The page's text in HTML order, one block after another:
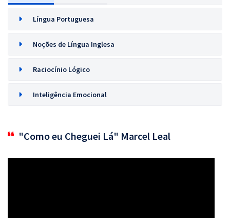
Língua Portuguesa
Noções de Língua Inglesa
Raciocínio Lógico
Inteligência Emocional
"Como eu Cheguei Lá" Marcel Leal